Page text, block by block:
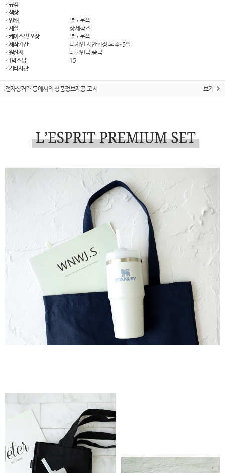
· 규격
· 색상
· 인쇄
별도문의
· 재질
상세참조
· 케이스 및 포장
별도문의
· 제작기간
디자인 시안확정 후 4~5일
· 원산지
대한민국,중국
· 1박스당
15
· 기타사항
전자상거래 등에서의 상품정보제공 고시 보기